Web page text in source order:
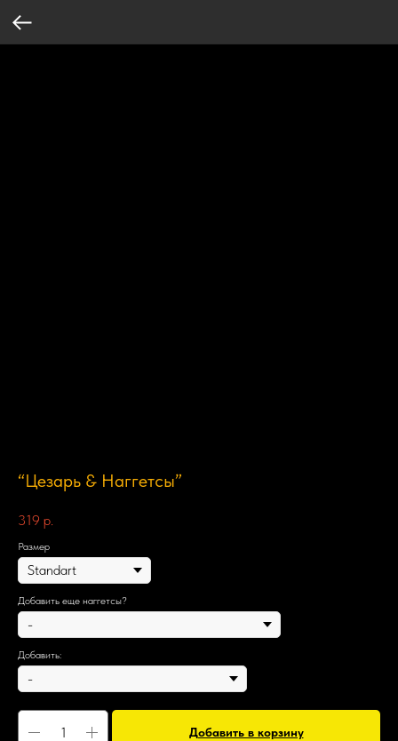
“Цезарь & Наггетсы”
319 р.
Размер
Добавить еще наггетсы?
Добавить:
Добавить в корзину